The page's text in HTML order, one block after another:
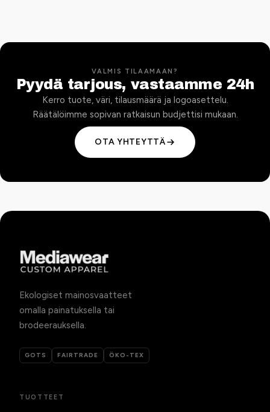
VALMIS TILAAMAAN?
Pyydä tarjous, vastaamme 24h
Kerro tuote, väri, tilausmäärä ja logoasettelu.
Räätälöimme sopivan ratkaisun budjettisi mukaan.
OTA YHTEYTTÄ
Ekologiset mainosvaatteet
omalla painatuksella tai
brodeerauksella.
GOTS FAIRTRADE ÖKO-TEX
TUOTTEET